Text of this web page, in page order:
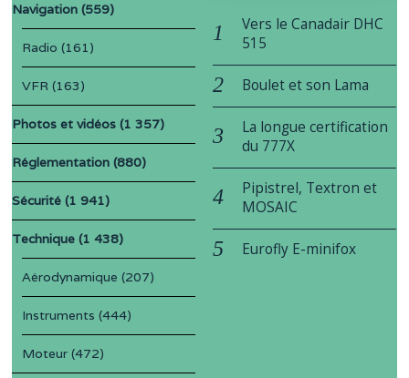
Navigation (559)
Radio (161)
VFR (163)
Photos et vidéos (1 357)
Réglementation (880)
Sécurité (1 941)
Technique (1 438)
Aérodynamique (207)
Instruments (444)
Moteur (472)
Vers le Canadair DHC
515
Boulet et son Lama
La longue certification
du 777X
Pipistrel, Textron et
MOSAIC
Eurofly E-minifox